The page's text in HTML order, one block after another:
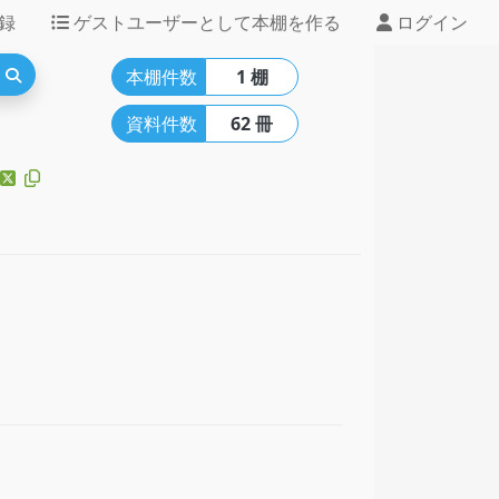
ゲストユーザーとして本棚を作る ログイン
本棚件数
1 棚
資料件数
62 冊